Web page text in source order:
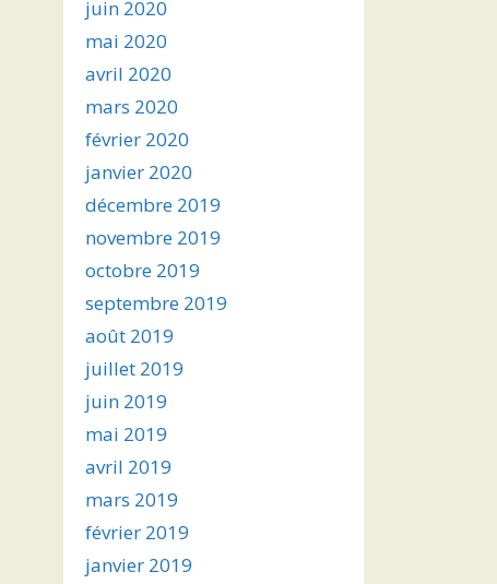
juin 2020
mai 2020
avril 2020
mars 2020
février 2020
janvier 2020
décembre 2019
novembre 2019
octobre 2019
septembre 2019
août 2019
juillet 2019
juin 2019
mai 2019
avril 2019
mars 2019
février 2019
janvier 2019